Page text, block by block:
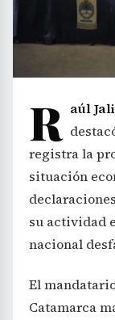
R aúl
registra la
situación
su actividad
nacional
El
Catamarca